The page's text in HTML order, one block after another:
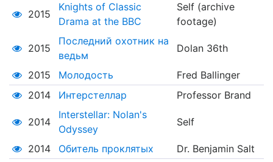
2015
Knights of Classic
Drama at the BBC
Self (archive
footage)
2015
Последний охотник на
ведьм
Dolan 36th
2015 Молодость
Fred Ballinger
2014
Интерстеллар Professor Brand
2014
Interstellar: Nolan's
Odyssey
Self
2014 Обитель проклятых Dr. Benjamin Salt